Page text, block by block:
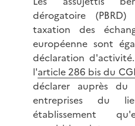
dérogatoire
taxation des
européenne sont
déclaration
l'article 286 bis du CGI
déclarer auprès
entreprises du
établissement